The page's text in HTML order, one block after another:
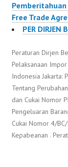
Free Trade
PER DIRJEN
Peraturan Dirjen
Pelaksanaan
Indonesia Jakarta:
Tentang
dan Cukai Nomor
Pengeluaran
Cukai Nomor 4/
Kepabeanan .